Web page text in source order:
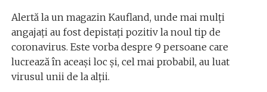
Alertă la un magazin Kaufland, unde mai mulți
angajați au fost depistați pozitiv la noul tip de
coronavirus. Este vorba despre 9 persoane care
lucrează în aceași loc și, cel mai probabil, au luat
virusul unii de la alții.